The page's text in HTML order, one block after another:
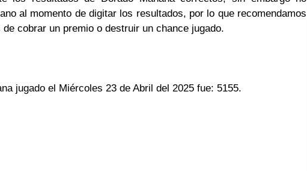
al momento de digitar los resultados, por lo que recomendamos
cobrar un premio o destruir un chance jugado.
jugado el Miércoles 23 de Abril del 2025 fue: 5155.